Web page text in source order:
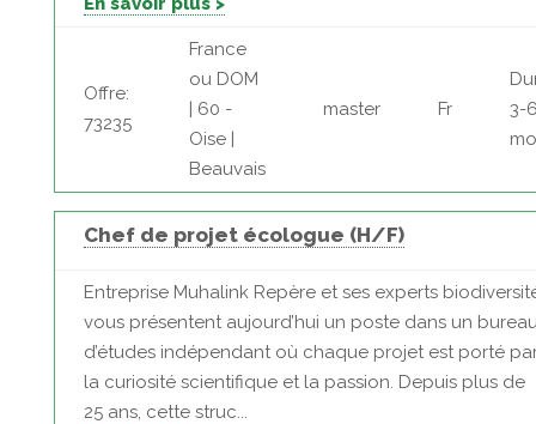
Offre:
73235
France
ou DOM
| 60 -
Oise |
Beauvais
master Fr
3-
Chef de projet écologue (H/F)
Entreprise Muhalink Repère et ses experts
vous présentent aujourd’hui un poste dans un
d’études indépendant où chaque projet est porté
la curiosité scientifique et la passion. Depuis plus de
25 ans, cette struc...